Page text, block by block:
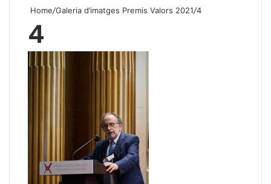
Home/Galeria d’imatges Premis Valors 2021/4
4